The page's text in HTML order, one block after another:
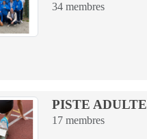
34 membres
PISTE ADULTE
17 membres